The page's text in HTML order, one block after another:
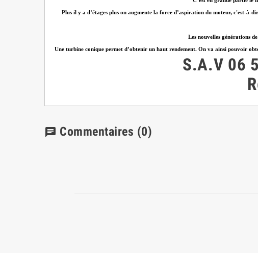
Plus il y a d’étages plus on augmente la force d’aspiration du moteur, c'est-à-
Les nouvelles générations
Une turbine conique permet d’obtenir un haut rendement. On va ainsi pouvoir
S.A.V 06
chat Commentaires (0)